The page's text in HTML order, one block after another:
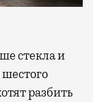
разбить